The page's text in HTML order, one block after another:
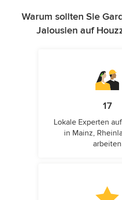
Warum sollten Sie
Jalousien auf
17
Lokale Experten
in Mainz,
arbeiten